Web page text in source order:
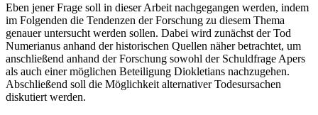
Eben jener Frage soll in dieser Arbeit nachgegangen werden, indem
im Folgenden die Tendenzen der Forschung zu diesem Thema
genauer untersucht werden sollen. Dabei wird zunächst der Tod
Numerianus anhand der historischen Quellen näher betrachtet, um
anschließend anhand der Forschung sowohl der Schuldfrage Apers
als auch einer möglichen Beteiligung Diokletians nachzugehen.
Abschließend soll die Möglichkeit alternativer Todesursachen
diskutiert werden.